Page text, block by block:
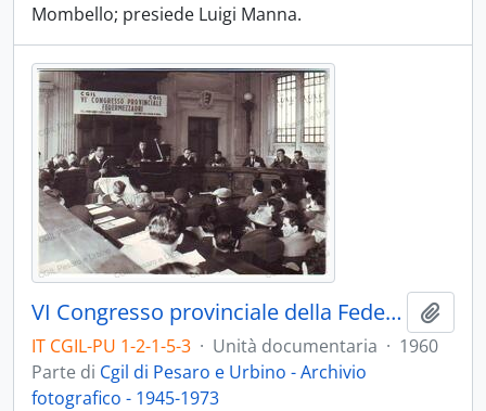
Mombello; presiede Luigi Manna.
VI Congresso provinciale della Federmezzadri - 1960
IT CGIL-PU 1-2-1-5-3 · Unità documentaria · 1960
Parte di Cgil di Pesaro e Urbino - Archivio
fotografico - 1945-1973